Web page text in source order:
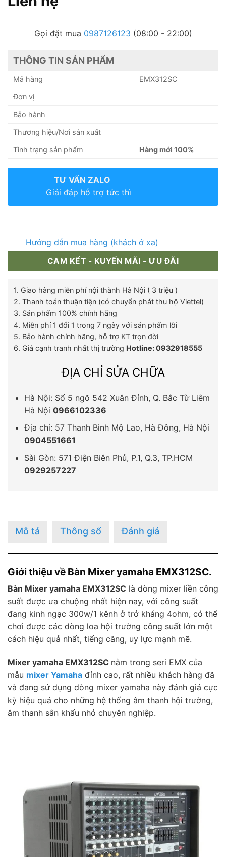
Gọi đặt mua 0987126123 (08:00 - 22:00)
THÔNG TIN SẢN PHẨM
Mã hàng EMX312SC
Đơn vị
Bảo hành
Thương hiệu/Nơi sản xuất
Tình trạng sản phẩm Hàng mới 100%
TƯ VẤN ZALO
Giải đáp hỗ trợ tức thì
Hướng dẫn mua hàng (khách ở xa)
CAM KẾT - KUYẾN MÃI - ƯU ĐÃI
1. Giao hàng miễn phí nội thành Hà Nội ( 3 triệu )
2. Thanh toán thuận tiện (có chuyển phát thu hộ Viettel)
3. Sản phẩm 100% chính hãng
4. Miễn phí 1 đổi 1 trong 7 ngày với sản phẩm lỗi
5. Bảo hành chính hãng, hỗ trợ KT trọn đời
6. Giá cạnh tranh nhất thị trường Hotline: 0932918555
ĐỊA CHỈ SỬA CHỮA
Hà Nội: Số 5 ngõ 542 Xuân Đỉnh, Q. Bắc Từ Liêm
Hà Nội 0966102336
Địa chỉ: 57 Thanh Bình Mộ Lao, Hà Đông, Hà Nội
0904551661
Sài Gòn: 571 Điện Biên Phủ, P.1, Q.3, TP.HCM
0929257227
Mô tả Thông số Đánh giá
Giới thiệu về Bàn Mixer yamaha EMX312SC.
Bàn Mixer yamaha EMX312SC là dòng mixer liền công
suất được ưa chuộng nhất hiện nay, với công suất
đang kinh ngạc 300w/1 kênh ở trở kháng 4ohm, có thể
chơi được các dòng loa hội trường công suất lớn một
cách hiệu quả nhất, tiếng căng, uy lực mạnh mẽ.
Mixer yamaha EMX312SC nằm trong seri EMX của
mẫu mixer Yamaha đỉnh cao, rất nhiều khách hàng đã
và đang sử dụng dòng mixer yamaha này đánh giá cực
kỳ hiệu quả cho những hệ thống âm thanh hội trường,
âm thanh sân khấu nhỏ chuyên nghiệp.